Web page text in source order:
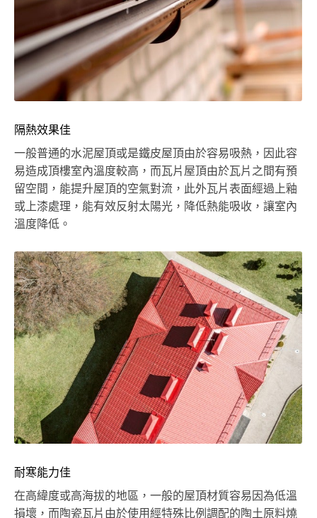
隔熱效果佳
一般普通的水泥屋頂或是鐵皮屋頂由於容易吸熱，因此容
易造成頂樓室內溫度較高，而瓦片屋頂由於瓦片之間有預
留空間，能提升屋頂的空氣對流，此外瓦片表面經過上釉
或上漆處理，能有效反射太陽光，降低熱能吸收，讓室內
溫度降低。
耐寒能力佳
在高緯度或高海拔的地區，一般的屋頂材質容易因為低溫
損壞，而陶瓷瓦片由於使用經特殊比例調配的陶土原料燒